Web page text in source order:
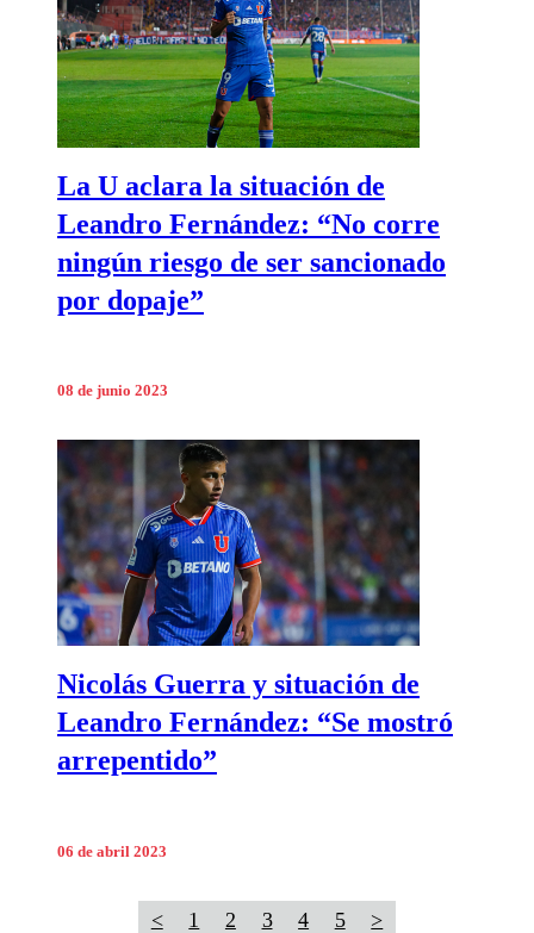
La U aclara la situación de
Leandro Fernández: “No corre
ningún riesgo de ser sancionado
por dopaje”
08 de junio 2023
Nicolás Guerra y situación de
Leandro Fernández: “Se mostró
arrepentido”
06 de abril 2023
< 1 2 3 4 5 >